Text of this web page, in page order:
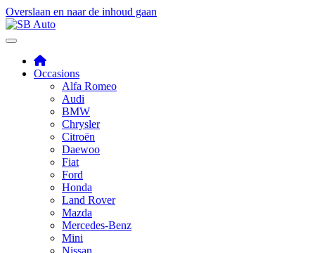
Overslaan en naar de inhoud gaan
Occasions
Alfa Romeo
Audi
BMW
Chrysler
Citroën
Daewoo
Fiat
Ford
Honda
Land Rover
Mazda
Mercedes-Benz
Mini
Nissan